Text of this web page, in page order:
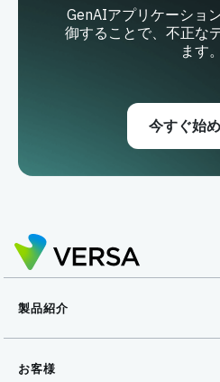
GenAIアプリケーショ
御することで、不正な
ます。
今すぐ始
製品紹介
お客様